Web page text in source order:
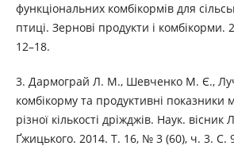
функціональних комбікормів для
птиці. Зернові продукти і
12–18.
3. Дармограй Л. М., Шевченко М. Є.,
комбікорму та продуктивні показники
різної кількості дріжджів. Наук.
Ґжицького. 2014. Т. 16, № 3 (60), ч. 3. С.